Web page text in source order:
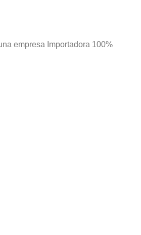
empresa Importadora 100%